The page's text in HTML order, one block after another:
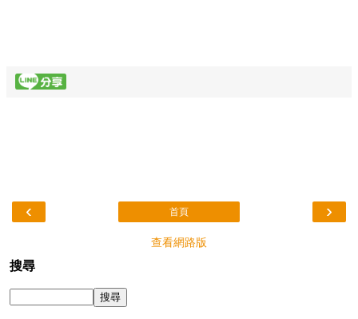
‹ ›
首頁
查看網路版
搜尋